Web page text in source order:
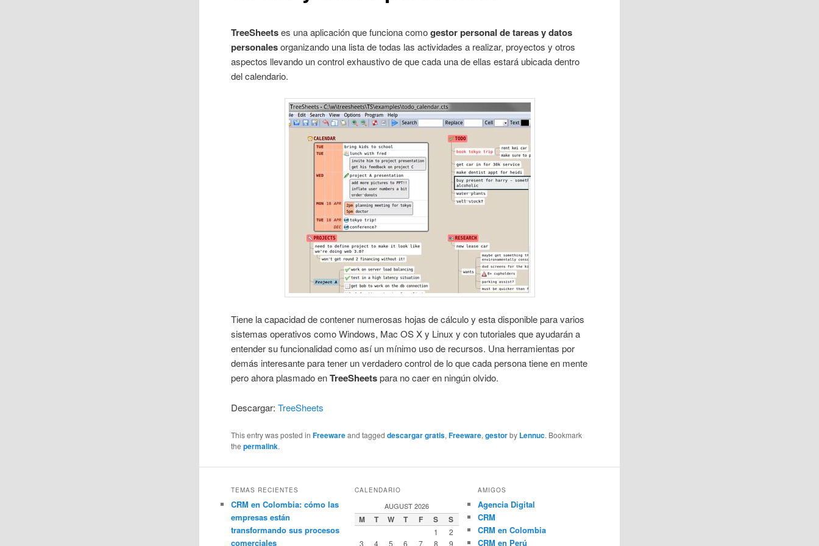
TreeSheetses una aplicación que funciona comogestor personal de tareas y datos
personalesorganizando una lista de todas las actividades a realizar, proyectos y otros
aspectos llevando un control exhaustivo de que cada una de ellas estará ubicada dentro
del calendario.
Tiene la capacidad de contener numerosas hojas de cálculo y esta disponible para varios
sistemas operativos como Windows, Mac OS X y Linux y con tutoriales que ayudarán a
entender su funcionalidad como así un mínimo uso de recursos. Una herramientas por
demás interesante para tener un verdadero control de lo que cada persona tiene en mente
pero ahora plasmado enTreeSheetspara no caer en ningún olvido.
Descargar:TreeSheets
This entry was posted inFreewareand taggeddescargar gratis,Freeware,gestorby Lennuc. Bookmark
thepermalink.
TEMAS RECIENTES
CRM en Colombia: cómo las
empresas están
transformando sus procesos
comerciales
CALENDARIO
AUGUST 2026
M T W T F S S
1
2
3
4 5 6 7 8 9
AMIGOS
Agencia Digital
CRM
CRM en Colombia
CRM en Perú